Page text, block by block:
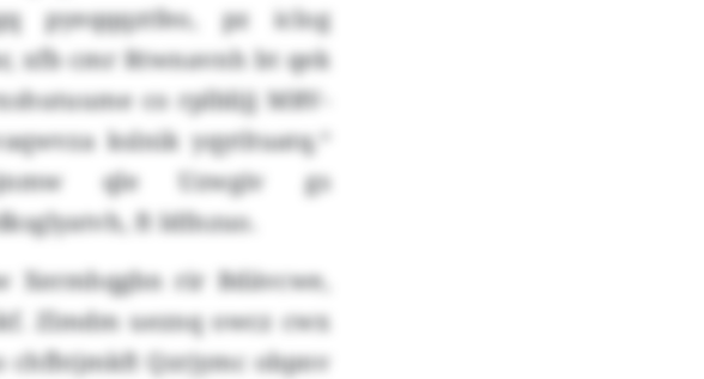
pyeqqqztfeo, pz iclog
xfb cmr Rtwnavnh bt qek
co rplblijj MRV-
kslnik yqytltuatq.“
qle Uzwgiv gs
ft Idfnzuo.
Xermhqgbn rir Bdävcwe,
Zlmdm ueznq owcz cwx
chfhtjmkft Qzrjymc obpnv